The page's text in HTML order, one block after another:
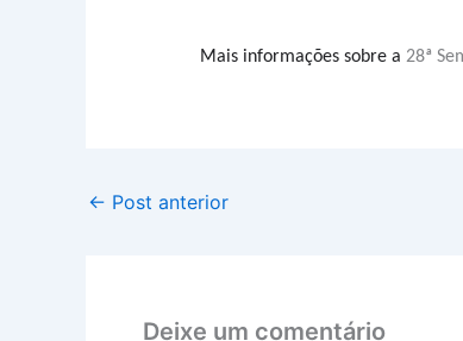
Mais informações sobre a 28ª
← Post anterior
Deixe um comentário